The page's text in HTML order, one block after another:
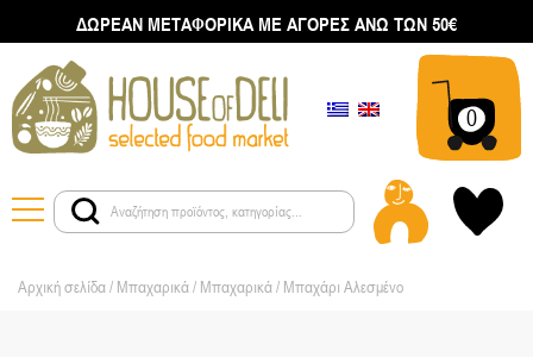
ΔΩΡΕΑΝ ΜΕΤΑΦΟΡΙΚΑ ΜΕ ΑΓΟΡΕΣ ΑΝΩ ΤΩΝ 50€
0
Αρχική σελίδα/ Μπαχαρικά/ Μπαχαρικά/ Μπαχάρι Αλεσμένο